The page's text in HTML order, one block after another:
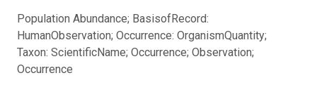
Population Abundance; BasisofRecord:
HumanObservation; Occurrence: OrganismQuantity;
Taxon: ScientificName; Occurrence; Observation;
Occurrence